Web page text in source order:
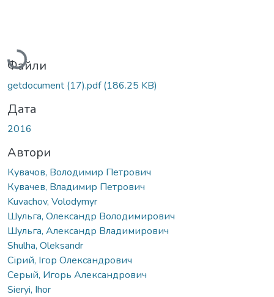
Вантажиться...
Файли
getdocument (17).pdf(186.25 KB)
Дата
2016
Автори
Кувачов, Володимир Петрович
Кувачев, Владимир Петрович
Kuvachov, Volodymyr
Шульга, Олександр Володимирович
Шульга, Александр Владимирович
Shulha, Oleksandr
Сірий, Ігор Олександрович
Серый, Игорь Александрович
Sieryi, Ihor